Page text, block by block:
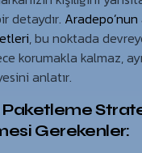
detaydır.
, bu noktada
korumakla kalmaz,
anlatır.
Gerekenler: